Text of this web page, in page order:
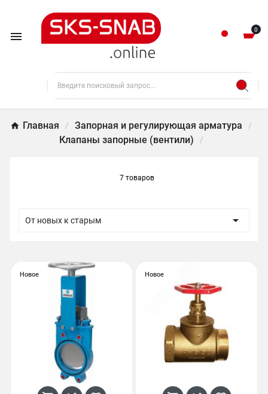
 0
Главная
Запорная и регулирующая арматура
Клапаны запорные (вентили)
7 товаров
От новых к старым 
Новое Новое